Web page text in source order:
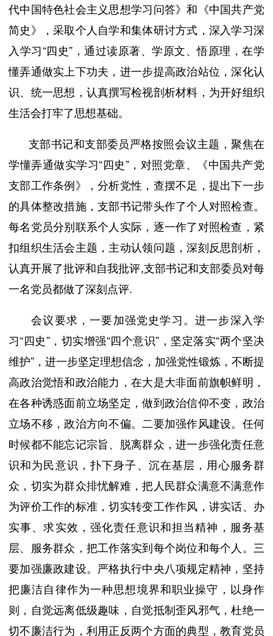
代中国特色社会主义思想学习问答》和《中国共产党
简史》，采取个人自学和集体研讨方式，深入学习深
入学习“四史”，通过读原著、学原文、悟原理，在学
懂弄通做实上下功夫，进一步提高政治站位，深化认
识、统一思想，认真撰写检视剖析材料，为开好组织
生活会打牢了思想基础。
支部书记和支部委员严格按照会议主题，聚焦在
学懂弄通做实学习“四史”，对照党章、《中国共产党
支部工作条例》，分析党性，查摆不足，提出下一步
的具体整改措施，支部书记带头作了个人对照检查。
每名党员分别联系个人实际，逐一作了对照检查，紧
扣组织生活会主题，主动认领问题，深刻反思剖析，
认真开展了批评和自我批评,支部书记和支部委员对每
一名党员都做了深刻点评.
会议要求，一要加强党史学习。进一步深入学
习“四史”，切实增强“四个意识”，坚定落实“两个坚决
维护”，进一步坚定理想信念，加强党性锻炼，不断提
高政治觉悟和政治能力，在大是大非面前旗帜鲜明，
在各种诱惑面前立场坚定，做到政治信仰不变，政治
立场不移，政治方向不偏。二要加强作风建设。任何
时候都不能忘记宗旨、脱离群众，进一步强化责任意
识和为民意识，扑下身子、沉在基层，用心服务群
众，切实为群众排忧解难，把人民群众满意不满意作
为评价工作的标准，切实转变工作作风，讲实话、办
实事、求实效，强化责任意识和担当精神，服务基
层、服务群众，把工作落实到每个岗位和每个人。三
要加强廉政建设。严格执行中央八项规定精神，坚持
把廉洁自律作为一种思想境界和职业操守，以身作
则，自觉远离低级趣味，自觉抵制歪风邪气，杜绝一
切不廉洁行为，利用正反两个方面的典型，教育党员